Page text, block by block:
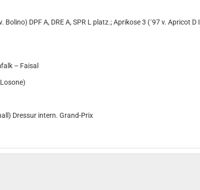
DPF A, DRE A, SPR L platz.; Aprikose 3 (´97 v. Apricot
– Faisal
Dressur intern. Grand-Prix